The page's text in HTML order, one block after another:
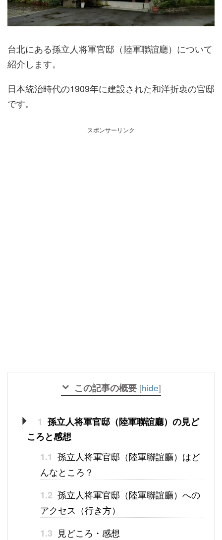
台北にある孫立人将軍官邸（陸軍聯誼廳）について
紹介します。
日本統治時代の1909年に建設された和洋折衷の官邸
です。
スポンサーリンク
この記事の概要 [hide]
1 孫立人将軍官邸（陸軍聯誼廳）の見ど
ころと感想
1.1 孫立人将軍官邸（陸軍聯誼廳）はど
んなところ？
1.2 孫立人将軍官邸（陸軍聯誼廳）への
アクセス（行き方）
1.3 見どころ・感想